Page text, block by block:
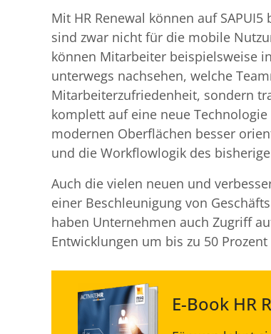
Mit HR Renewal können auf
sind zwar nicht für die mobile
können Mitarbeiter beispielsweise
unterwegs nachsehen, welche
Mitarbeiterzufriedenheit, sondern
komplett auf eine neue
modernen Oberflächen besser
und die Workflowlogik des
Auch die vielen neuen und
einer Beschleunigung von
haben Unternehmen auch Zugriff
Entwicklungen um bis zu 50
E-Book HR